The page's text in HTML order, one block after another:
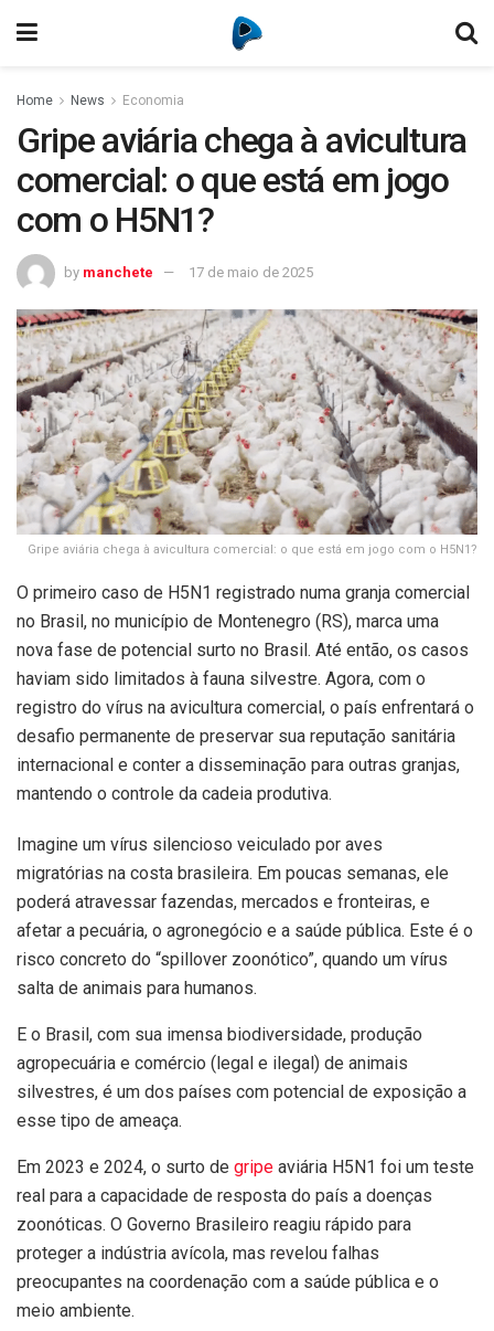
Home News Economia
Gripe aviária chega à avicultura
comercial: o que está em jogo
com o H5N1?
by manchete 17 de maio de 2025
Gripe aviária chega à avicultura comercial: o que está em jogo com o H5N1?
O primeiro caso de H5N1 registrado numa granja comercial
no Brasil, no município de Montenegro (RS), marca uma
nova fase de potencial surto no Brasil. Até então, os casos
haviam sido limitados à fauna silvestre. Agora, com o
registro do vírus na avicultura comercial, o país enfrentará o
desafio permanente de preservar sua reputação sanitária
internacional e conter a disseminação para outras granjas,
mantendo o controle da cadeia produtiva.
Imagine um vírus silencioso veiculado por aves
migratórias na costa brasileira. Em poucas semanas, ele
poderá atravessar fazendas, mercados e fronteiras, e
afetar a pecuária, o agronegócio e a saúde pública. Este é o
risco concreto do “spillover zoonótico”, quando um vírus
salta de animais para humanos.
E o Brasil, com sua imensa biodiversidade, produção
agropecuária e comércio (legal e ilegal) de animais
silvestres, é um dos países com potencial de exposição a
esse tipo de ameaça.
Em 2023 e 2024, o surto de gripe aviária H5N1 foi um teste
real para a capacidade de resposta do país a doenças
zoonóticas. O Governo Brasileiro reagiu rápido para
proteger a indústria avícola, mas revelou falhas
preocupantes na coordenação com a saúde pública e o
meio ambiente.